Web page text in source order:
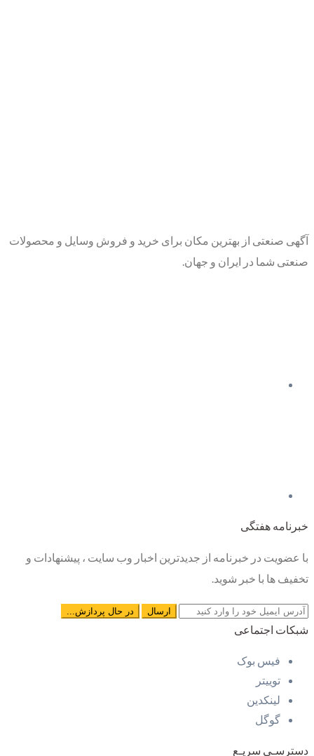
آگهی صنعتی از بهترین مکان برای خرید و فروش وسایل و محصولات
صنعتی شما در ایران و جهان.
خبرنامه هفتگی
با عضویت در خبرنامه از جدیدترین اخبار وب سایت ، پیشنهادات و
تخفیف ها با خبر شوید.
شبکات اجتماعی
فیس بوک
توییتر
لینکدین
گوگل
دسترسـی سریـع